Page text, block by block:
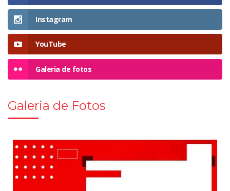
Instagram
YouTube
Galeria de fotos
Galeria de Fotos